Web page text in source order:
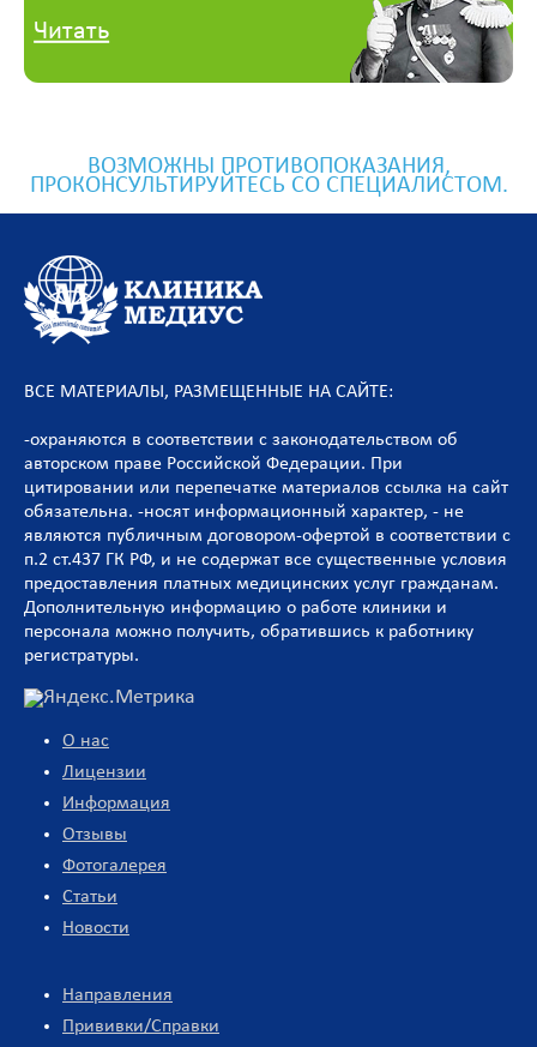
Читать
ВОЗМОЖНЫ ПРОТИВОПОКАЗАНИЯ,
ПРОКОНСУЛЬТИРУЙТЕСЬ СО СПЕЦИАЛИСТОМ.
ВСЕ МАТЕРИАЛЫ, РАЗМЕЩЕННЫЕ НА САЙТЕ:
-охраняются в соответствии с законодательством об
авторском праве Российской Федерации. При
цитировании или перепечатке материалов ссылка на сайт
обязательна. -носят информационный характер, - не
являются публичным договором-офертой в соответствии с
п.2 ст.437 ГК РФ, и не содержат все существенные условия
предоставления платных медицинских услуг гражданам.
Дополнительную информацию о работе клиники и
персонала можно получить, обратившись к работнику
регистратуры.
О нас
Лицензии
Информация
Отзывы
Фотогалерея
Статьи
Новости
Направления
Прививки/Справки